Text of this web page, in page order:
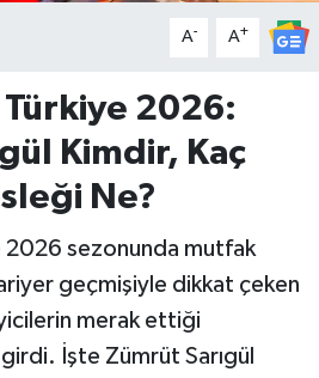
A- A+
2026:
Kimdir, Kaç
Ne?
sezonunda mutfak
geçmişiyle dikkat çeken
merak ettiği
girdi. İşte Zümrüt Sarıgül